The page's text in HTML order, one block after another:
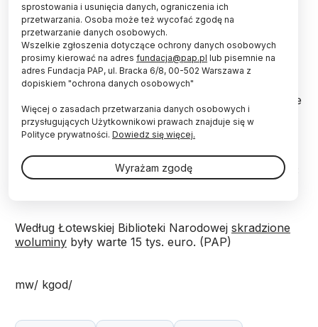
Cenne książki w języku rosyjskim, warte tysiące
euro, zostały skradzione z Łotewskiej Biblioteki
Narodowej w Rydze w zeszłym roku. Wśród tych
publikacji była książka Aleksandra Puszkina.
Media łotewskie podawały w maju ubiegłego roku, że
mimo surowych środków bezpieczeństwa w biały
dzieńskradzionotrzy woluminy: poemat „Połtawa”
Aleksandra Puszkina, wydany jeszcze za jego życia
w 1829 r., oraz dwie książki futurysty Aleksieja
Kruczonycha, z których jedną opublikowano w 1913
Według Łotewskiej Biblioteki Narodowej skradzione
woluminy były warte 15 tys. euro. (PAP)
mw/ kgod/
sprostowania i usunięcia danych, ograniczenia ich
przetwarzania. Osoba może też wycofać zgodę na
przetwarzanie danych osobowych.
Wszelkie zgłoszenia dotyczące ochrony danych osobowych
prosimy kierować na adres fundacja@pap.pl lub pisemnie na
adres Fundacja PAP, ul. Bracka 6/8, 00-502 Warszawa z
dopiskiem "ochrona danych osobowych"
Więcej o zasadach przetwarzania danych osobowych i
przysługujących Użytkownikowi prawach znajduje się w
Polityce prywatności. Dowiedz się więcej.
Wyrażam zgodę